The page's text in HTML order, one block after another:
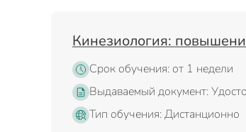
Кинезиология:
Срок обучения: от 1 недели
Выдаваемый документ:
Тип обучения: Дистанционно